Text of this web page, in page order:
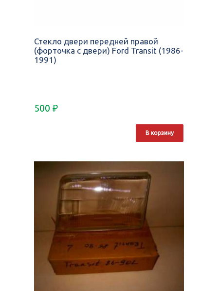
Стекло двери передней правой
(форточка с двери) Ford Transit (1986-
1991)
500 ₽
В корзину